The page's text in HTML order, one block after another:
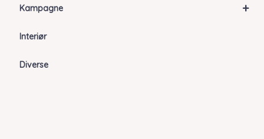
+
Kampagne
Interiør
Diverse